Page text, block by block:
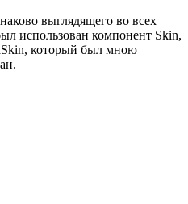
выглядящего во всех
использован компонент Skin,
который был мною